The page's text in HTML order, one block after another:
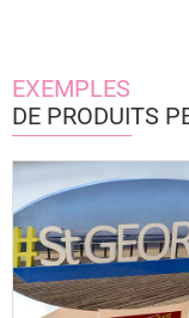
EXEMPLES
DE PRODUITS